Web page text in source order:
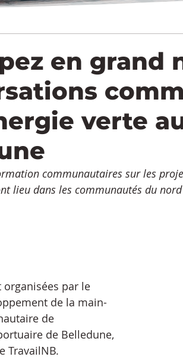
en grand
verte
communautaires sur les
lieu dans les communautés du
organisées par le
de la main-
de
de Belledune,
TravailNB.